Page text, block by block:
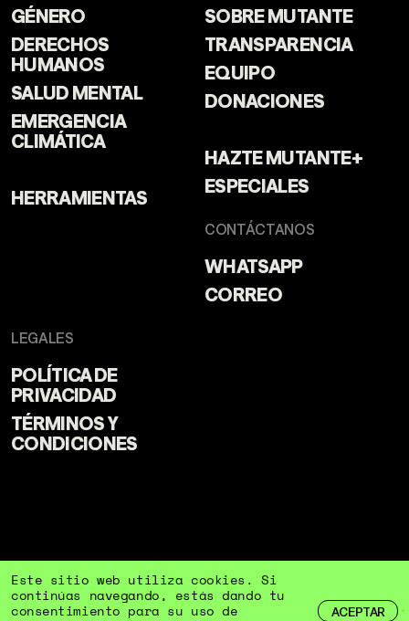
Este sitio web utiliza cookies. Si
continúas navegando, estás dando tu
consentimiento para su uso de
ACEPTAR
GÉNERO
DERECHOS
HUMANOS
SALUD MENTAL
EMERGENCIA
CLIMÁTICA
HERRAMIENTAS
SOBRE MUTANTE
TRANSPARENCIA
EQUIPO
DONACIONES
HAZTE MUTANTE+
ESPECIALES
CONTÁCTANOS
WHATSAPP
CORREO
LEGALES
POLÍTICA DE
PRIVACIDAD
TÉRMINOS Y
CONDICIONES